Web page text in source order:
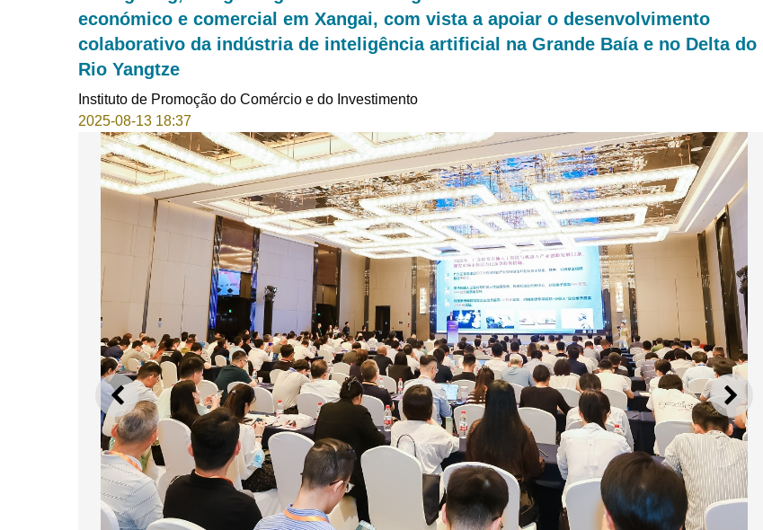
económico e comercial em Xangai, com vista a apoiar o desenvolvimento
colaborativo da indústria de inteligência artificial na Grande Baía e no Delta do
Rio Yangtze
Instituto de Promoção do Comércio e do Investimento
2025-08-13 18:37
ANTERIOR